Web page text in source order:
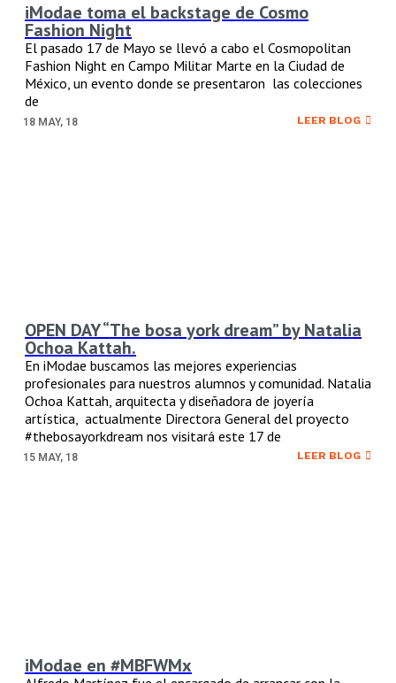
iModae toma el backstage de Cosmo
Fashion Night
18 MAY, 18
El pasado 17 de Mayo se llevó a cabo el Cosmopolitan
Fashion Night en Campo Militar Marte en la Ciudad de
México, un evento donde se presentaron las colecciones
de
LEER BLOG
OPEN DAY “The bosa york dream” by Natalia
Ochoa Kattah.
15 MAY, 18
En iModae buscamos las mejores experiencias
profesionales para nuestros alumnos y comunidad. Natalia
Ochoa Kattah, arquitecta y diseñadora de joyería
artística, actualmente Directora General del proyecto
#thebosayorkdream nos visitará este 17 de
LEER BLOG
iModae en #MBFWMx